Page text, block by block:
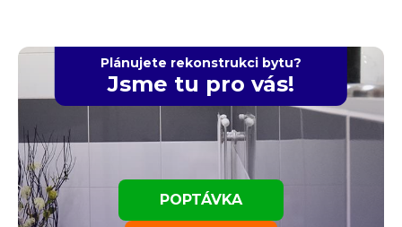
Plánujete rekonstrukci bytu?
Jsme tu pro vás!
POPTÁVKA